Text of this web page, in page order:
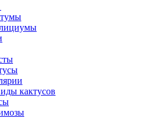
кактусов